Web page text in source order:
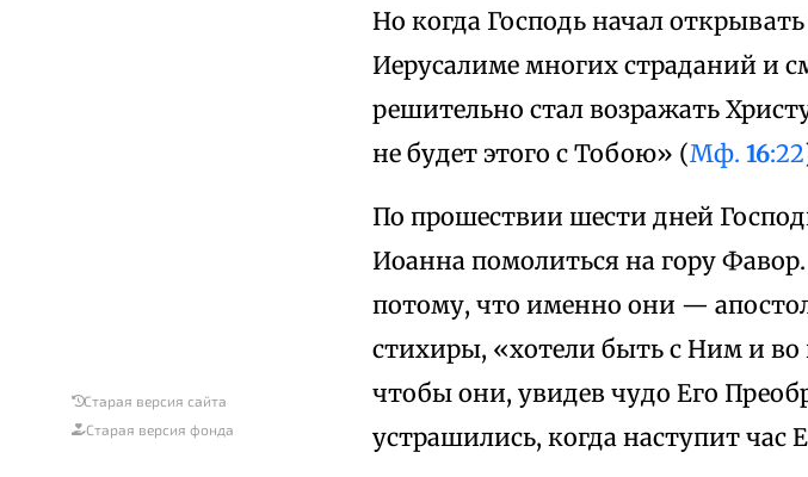
Старая версия сайта
Старая версия фонда
Но когда Господь начал
Иерусалиме многих страданий и
решительно стал возражать
не будет этого с Тобою» (Мф. 16:22
По прошествии шести дней
Иоанна помолиться на гору
потому, что именно они —
стихиры, «хотели быть с Ним и во
чтобы они, увидев чудо Его
устрашились, когда наступит час